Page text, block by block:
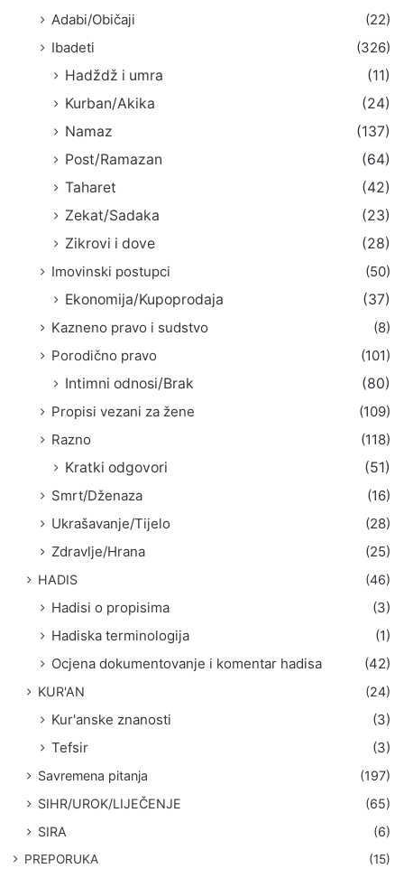
Adabi/Običaji
(22)
Ibadeti
(326)
Hadždž i umra
(11)
Kurban/Akika
(24)
Namaz
(137)
Post/Ramazan
(64)
Taharet
(42)
Zekat/Sadaka
(23)
Zikrovi i dove
(28)
Imovinski postupci
(50)
Ekonomija/Kupoprodaja
(37)
Kazneno pravo i sudstvo
(8)
Porodično pravo
(101)
Intimni odnosi/Brak
(80)
Propisi vezani za žene
(109)
Razno
(118)
Kratki odgovori
(51)
Smrt/Dženaza
(16)
Ukrašavanje/Tijelo
(28)
Zdravlje/Hrana
(25)
HADIS (46)
Hadisi o propisima
(3)
Hadiska terminologija
(1)
Ocjena dokumentovanje i komentar hadisa
(42)
KUR'AN (24)
Kur'anske znanosti
(3)
Tefsir
(3)
Savremena pitanja
(197)
SIHR/UROK/LIJEČENJE
(65)
SIRA
(6)
PREPORUKA (15)